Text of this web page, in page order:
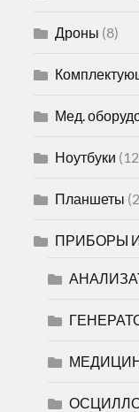
Дроны (8)
Мед.
Ноутбуки
Планшеты
ПРИБОРЫ